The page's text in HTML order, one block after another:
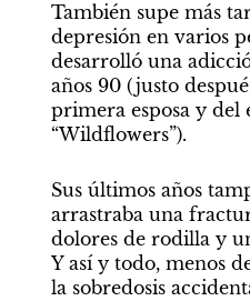
También supe más
depresión en varios
desarrolló una
años 90 (justo
primera esposa y del
“Wildflowers”).
Sus últimos años
arrastraba una
dolores de rodilla y
Y así y todo, menos
la sobredosis